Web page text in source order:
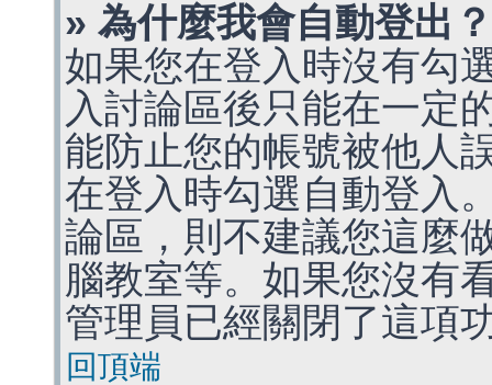
» 為什麼我會自動登出？
如果您在登入時沒有勾
入討論區後只能在一定
能防止您的帳號被他人
在登入時勾選自動登入
論區，則不建議您這麼
腦教室等。如果您沒有
管理員已經關閉了這項
回頂端